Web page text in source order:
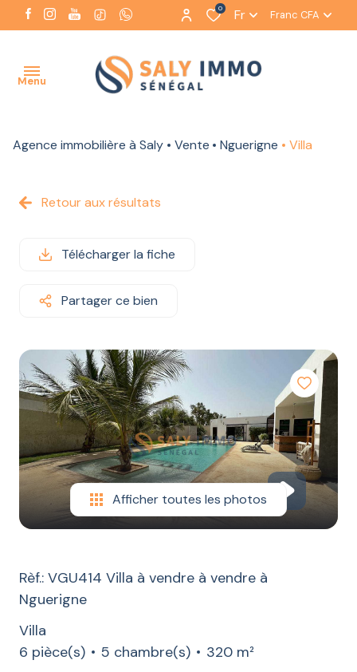
0 Fr Franc CFA
Menu
ACCUEIL
AGENCE
BIENS
VENTE
À LA
LOCATION
CONSTRUCTION
ESTIMATION
CONTACT
BLOG
Agence immobilière à Saly Vente Nguerigne Villa
Retour aux résultats
Télécharger la fiche
Partager ce bien
Afficher toutes les photos
Rèf.: VGU414 Villa à vendre à vendre à
Nguerigne
Villa
6 pièce(s)
5 chambre(s)
320 m²